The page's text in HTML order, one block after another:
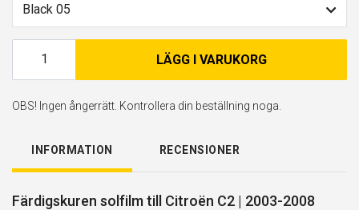
Black 05
LÄGG I VARUKORG
OBS! Ingen ångerrätt. Kontrollera din beställning noga.
INFORMATION RECENSIONER
Färdigskuren solfilm till Citroën C2 | 2003-2008